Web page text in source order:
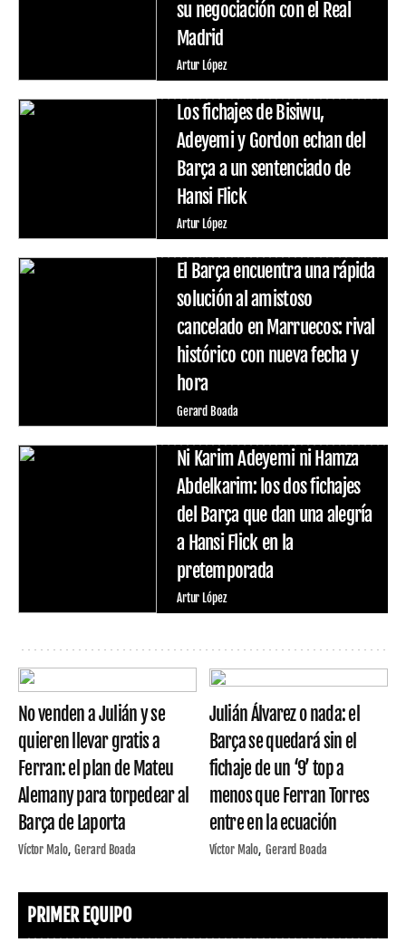
su negociación con el Real
Madrid
Artur López
Los fichajes de Bisiwu,
Adeyemi y Gordon echan del
Barça a un sentenciado de
Hansi Flick
Artur López
El Barça encuentra una rápida
solución al amistoso
cancelado en Marruecos: rival
histórico con nueva fecha y
hora
Gerard Boada
Ni Karim Adeyemi ni Hamza
Abdelkarim: los dos fichajes
del Barça que dan una alegría
a Hansi Flick en la
pretemporada
Artur López
No venden a Julián y se
quieren llevar gratis a
Ferran: el plan de Mateu
Alemany para torpedear al
Barça de Laporta
Víctor Malo Gerard Boada
Julián Álvarez o nada: el
Barça se quedará sin el
fichaje de un ‘9’ top a
menos que Ferran Torres
entre en la ecuación
Víctor Malo Gerard Boada
PRIMER EQUIPO